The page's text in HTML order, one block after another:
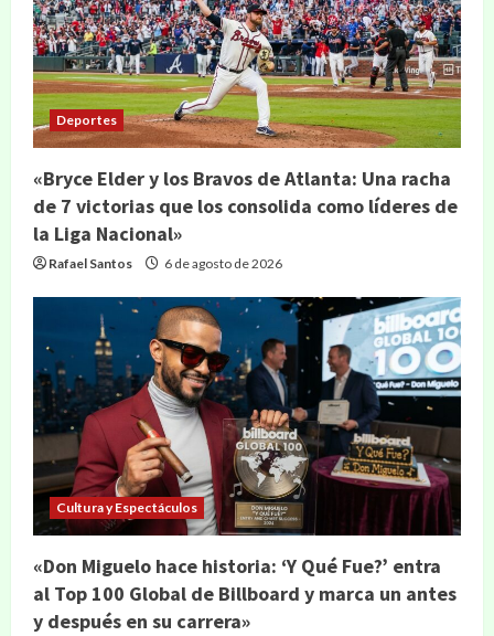
Deportes
«Bryce Elder y los Bravos de Atlanta: Una racha
de 7 victorias que los consolida como líderes de
la Liga Nacional»
Rafael Santos 6 de agosto de 2026
Cultura y Espectáculos
«Don Miguelo hace historia: ‘Y Qué Fue?’ entra
al Top 100 Global de Billboard y marca un antes
y después en su carrera»